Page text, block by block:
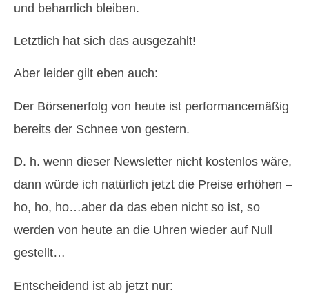
und beharrlich bleiben.
Letztlich hat sich das ausgezahlt!
Aber leider gilt eben auch:
Der Börsenerfolg von heute ist performancemäßig
bereits der Schnee von gestern.
D. h. wenn dieser Newsletter nicht kostenlos wäre,
dann würde ich natürlich jetzt die Preise erhöhen –
ho, ho, ho…aber da das eben nicht so ist, so
werden von heute an die Uhren wieder auf Null
gestellt…
Entscheidend ist ab jetzt nur: